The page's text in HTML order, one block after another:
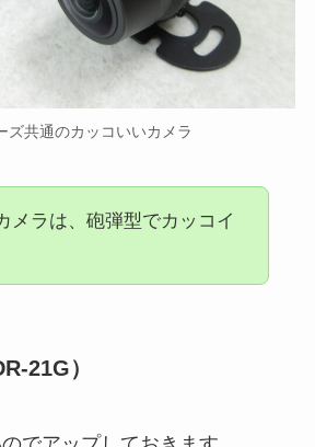
ズ共通のカッコいいカメラ
メラは、砲弾型でカッコイ
21G）